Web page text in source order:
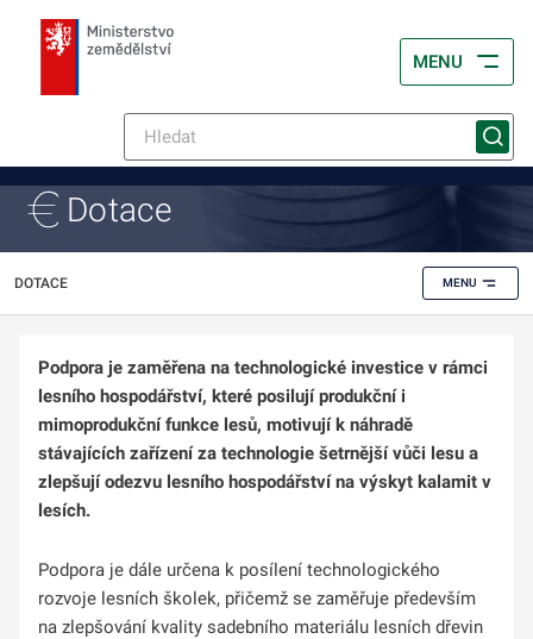
MENU
Dotace
DOTACE MENU
Podpora je zaměřena na technologické investice v rámci
lesního hospodářství, které posilují produkční i
mimoprodukční funkce lesů, motivují k náhradě
stávajících zařízení za technologie šetrnější vůči lesu a
zlepšují odezvu lesního hospodářství na výskyt kalamit v
lesích.
Podpora je dále určena k posílení technologického
rozvoje lesních školek, přičemž se zaměřuje především
na zlepšování kvality sadebního materiálu lesních dřevin